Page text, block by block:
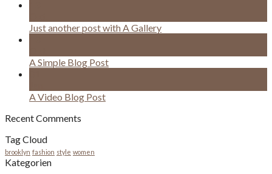
Just another post with A Gallery
A Simple Blog Post
A Video Blog Post
Recent Comments
Tag Cloud
brooklyn fashion style women
Kategorien